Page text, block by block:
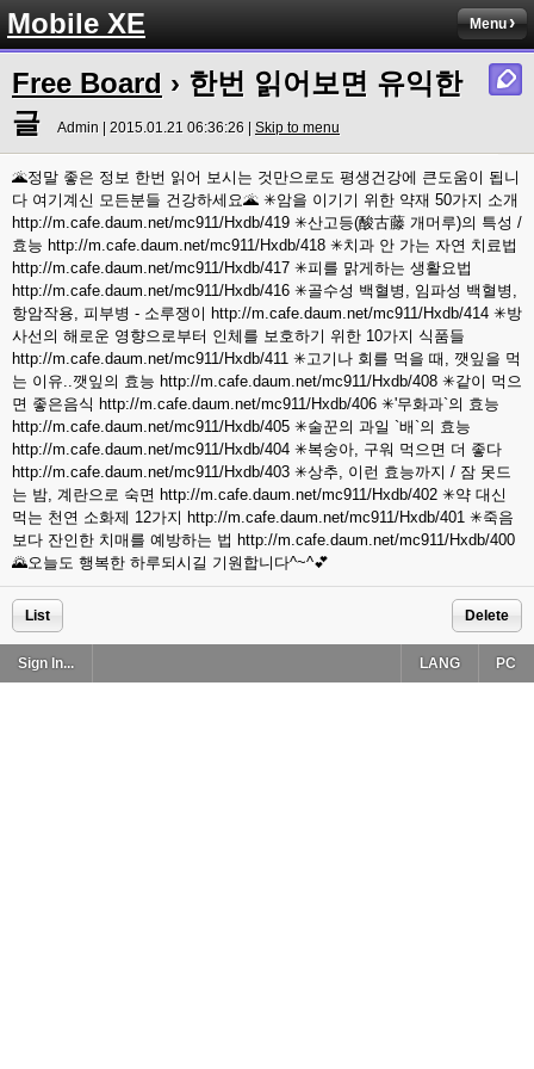
Mobile XE Menu
Free Board › 한번 읽어보면 유익한
글
Admin | 2015.01.21 06:36:26 | Skip to menu
🌋정말 좋은 정보 한번 읽어 보시는 것만으로도 평생건강에 큰도움이 됩니
다 여기계신 모든분들 건강하세요🌋 ✳암을 이기기 위한 약재 50가지 소개
http://m.cafe.daum.net/mc911/Hxdb/419 ✳산고등(酸古藤 개머루)의 특성 /
효능 http://m.cafe.daum.net/mc911/Hxdb/418 ✳치과 안 가는 자연 치료법
http://m.cafe.daum.net/mc911/Hxdb/417 ✳피를 맑게하는 생활요법
http://m.cafe.daum.net/mc911/Hxdb/416 ✳골수성 백혈병, 임파성 백혈병,
항암작용, 피부병 - 소루쟁이 http://m.cafe.daum.net/mc911/Hxdb/414 ✳방
사선의 해로운 영향으로부터 인체를 보호하기 위한 10가지 식품들
http://m.cafe.daum.net/mc911/Hxdb/411 ✳고기나 회를 먹을 때, 깻잎을 먹
는 이유..깻잎의 효능 http://m.cafe.daum.net/mc911/Hxdb/408 ✳같이 먹으
면 좋은음식 http://m.cafe.daum.net/mc911/Hxdb/406 ✳'무화과`의 효능
http://m.cafe.daum.net/mc911/Hxdb/405 ✳술꾼의 과일 `배`의 효능
http://m.cafe.daum.net/mc911/Hxdb/404 ✳복숭아, 구워 먹으면 더 좋다
http://m.cafe.daum.net/mc911/Hxdb/403 ✳상추, 이런 효능까지 / 잠 못드
는 밤, 계란으로 숙면 http://m.cafe.daum.net/mc911/Hxdb/402 ✳약 대신
먹는 천연 소화제 12가지 http://m.cafe.daum.net/mc911/Hxdb/401 ✳죽음
보다 잔인한 치매를 예방하는 법 http://m.cafe.daum.net/mc911/Hxdb/400
🌄오늘도 행복한 하루되시길 기원합니다^~^💕
List Delete
Sign In... PC
LANG